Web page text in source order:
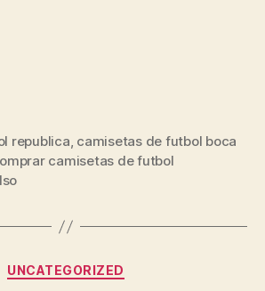
republica, camisetas de futbol boca
camisetas de futbol
Categorías
UNCATEGORIZED